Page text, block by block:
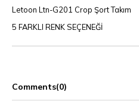
Letoon Ltn-G201 Crop Şort Takım
5 FARKLI RENK SEÇENEĞİ
Comments(0)